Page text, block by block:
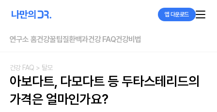
앱 다운로드
연구소 홈건강꿀팁질환백과건강 FAQ건강비법
건강 FAQ > 탈모
아보다트, 다모다트 등 두타스테리드의
가격은 얼마인가요?